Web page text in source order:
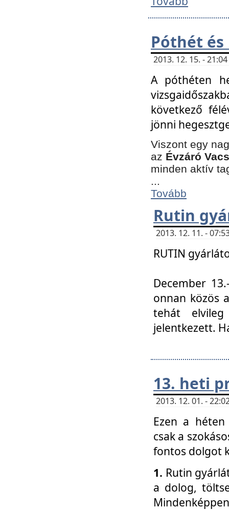
Póthét és
2013. 12. 15. -
A póthéten
következő
jönni
Viszont egy
az Évzáró
minden aktív
...
Tovább
Rutin
2013. 12. 11. -
RUTIN
December
onnan közös
tehát
jelentkezett.
13. heti
2013. 12. 01. -
Ezen a
csak a
fontos dolgot
1. Rutin
a dolog,